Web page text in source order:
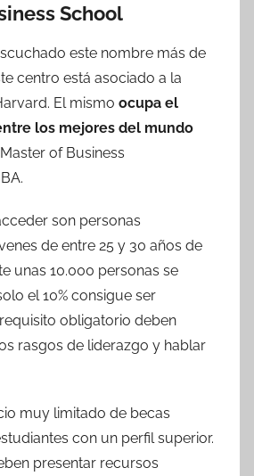
School
este nombre más de
centro está asociado a la
El mismo ocupa el
los mejores del mundo
of Business
son personas
de entre 25 y 30 años de
unas 10.000 personas se
el 10% consigue ser
obligatorio deben
rasgos de liderazgo y hablar
muy limitado de becas
con un perfil superior.
presentar recursos